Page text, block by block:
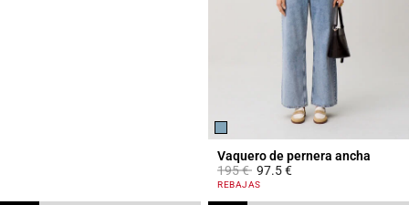
Vaquero de pernera ancha
Price reduced from
195 €to97.5 €
4,5 out of 5 Customer Rating
REBAJAS